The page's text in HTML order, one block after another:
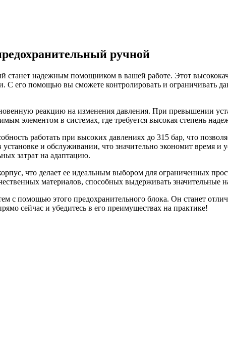
ручной
надежным помощником в вашей работе. Этот
С его помощью вы сможете контролировать и ограничивать
реакцию на изменения давления. При превышении
элементом в системах, где требуется высокая степень
работать при высоких давлениях до 315 бар, что
и обслуживании, что значительно экономит время и
затрат на адаптацию.
что делает ее идеальным выбором для ограниченных
материалов, способных выдерживать значительные
с помощью этого предохранительного блока. Он станет
сейчас и убедитесь в его преимуществах на практике!